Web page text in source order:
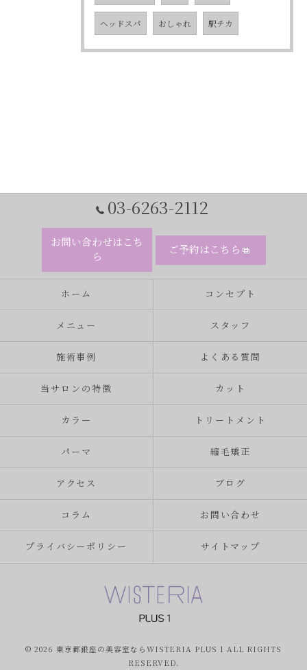
ヘッドスパ おしゃれ 駅チカ
03-6263-2112
お問い合わせはこち
ら
ご予約はこちら
ホーム コンセプト
メニュー スタッフ
施術事例 よくある質問
当サロンの特徴 カット
カラー トリートメント
パーマ 縮毛矯正
アクセス ブログ
コラム お問い合わせ
プライバシーポリシー サイトマップ
© 2026 東京都銀座の美容室ならWISTERIA PLUS 1 ALL RIGHTS
RESERVED.